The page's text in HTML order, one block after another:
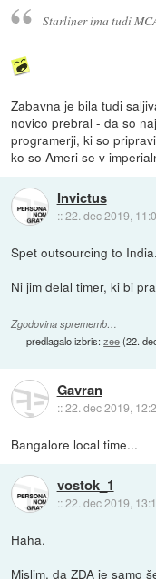
Starliner ima tudi
Zabavna je bila tudi
novico prebral - da so
programerji, ki so
ko so Ameri se v
Invictus
::22. dec 2019,
Spet outsourcing to
Ni jim delal timer, ki bi
Zgodovina sprememb…
predlagalo izbris:zee(22.
Gavran
::22. dec 2019,
Bangalore local time...
vostok_1
::22. dec 2019,
Haha.
Mislim, da ZDA je samo